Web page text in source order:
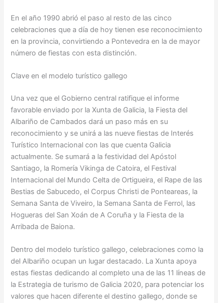
En el año 1990 abrió el paso al resto de las cinco
celebraciones que a día de hoy tienen ese reconocimiento
en la provincia, convirtiendo a Pontevedra en la de mayor
número de fiestas con esta distinción.
Clave en el modelo turístico gallego
Una vez que el Gobierno central ratifique el informe
favorable enviado por la Xunta de Galicia, la Fiesta del
Albariño de Cambados dará un paso más en su
reconocimiento y se unirá a las nueve fiestas de Interés
Turístico Internacional con las que cuenta Galicia
actualmente. Se sumará a la festividad del Apóstol
Santiago, la Romería Vikinga de Catoira, el Festival
Internacional del Mundo Celta de Ortigueira, el Rape de las
Bestias de Sabucedo, el Corpus Christi de Ponteareas, la
Semana Santa de Viveiro, la Semana Santa de Ferrol, las
Hogueras del San Xoán de A Coruña y la Fiesta de la
Arribada de Baiona.
Dentro del modelo turístico gallego, celebraciones como la
del Albariño ocupan un lugar destacado. La Xunta apoya
estas fiestas dedicando al completo una de las 11 líneas de
la Estrategia de turismo de Galicia 2020, para potenciar los
valores que hacen diferente el destino gallego, donde se